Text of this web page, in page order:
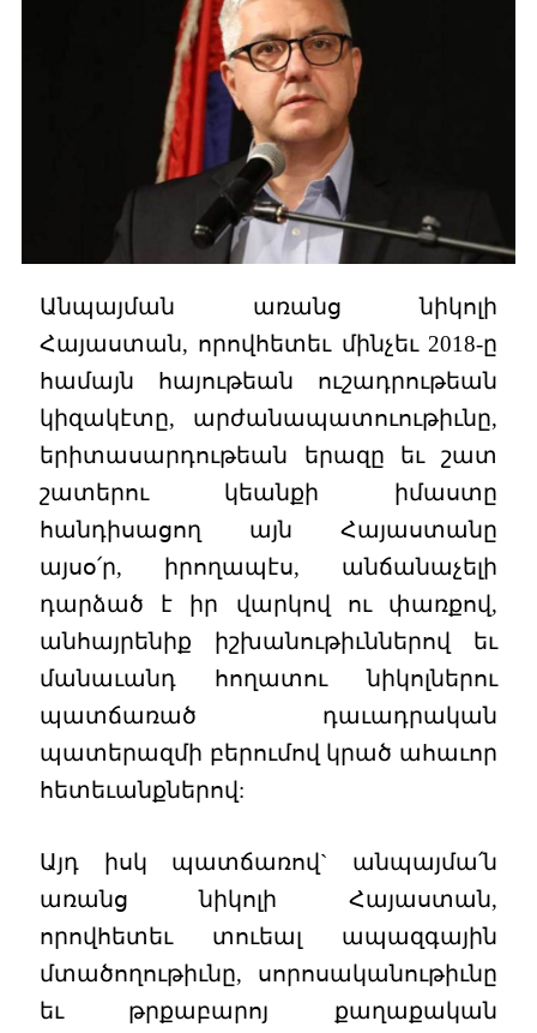
Անպայման առանց նիկոլի
Հայաստան, որովհետեւ մինչեւ 2018-ը
համայն հայութեան ուշադրութեան
կիզակէտը, արժանապատուութիւնը,
երիտասարդութեան երազը եւ շատ
շատերու կեանքի իմաստը
հանդիսացող այն Հայաստանը
այսօ՛ր, իրողապէս, անճանաչելի
դարձած է իր վարկով ու փառքով,
անհայրենիք իշխանութիւններով եւ
մանաւանդ հողատու նիկոլներու
պատճառած դաւադրական
պատերազմի բերումով կրած ահաւոր
հետեւանքներով:
Այդ իսկ պատճառով` անպայմա՛ն
առանց նիկոլի Հայաստան,
որովհետեւ տուեալ ապազգային
մտածողութիւնը, սորոսականութիւնը
եւ թրքաբարոյ քաղաքական